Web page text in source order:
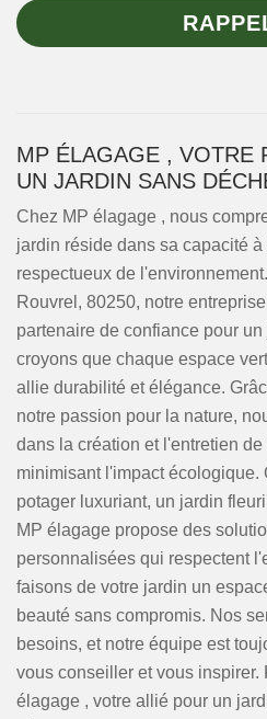
MP ÉLAGAGE , VOTRE
UN JARDIN SANS
Chez MP élagage , nous
jardin réside dans sa capacité
respectueux de
Rouvrel, 80250, notre
partenaire de confiance pour
croyons que chaque espace
allie durabilité et élégance.
notre passion pour la nature,
dans la création et l'entretien
minimisant l'impact écologique.
potager luxuriant, un jardin
MP élagage propose des
personnalisées qui respectent
faisons de votre jardin un
beauté sans compromis. Nos
besoins, et notre équipe est
vous conseiller et vous inspirer.
élagage , votre allié pour un